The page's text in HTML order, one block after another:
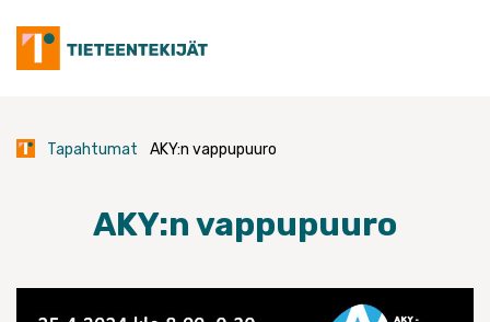
content
Tapahtumat AKY:n vappupuuro
AKY:n vappupuuro